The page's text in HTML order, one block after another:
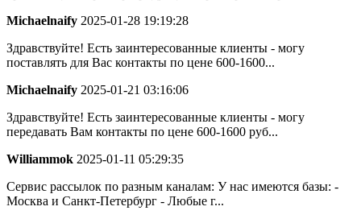
Michaelnaify 2025-01-28 19:19:28
Здравствуйте! Есть заинтересованные клиенты - могу
поставлять для Вас контакты по цене 600-1600...
Michaelnaify 2025-01-21 03:16:06
Здравствуйте! Есть заинтересованные клиенты - могу
передавать Вам контакты по цене 600-1600 руб...
Williammok 2025-01-11 05:29:35
Сервис рассылок по разным каналам: У нас имеются базы: -
Москва и Санкт-Петербург - Любые г...